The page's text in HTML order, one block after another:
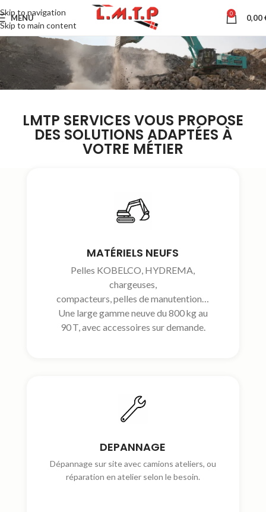
Skip to navigation
Skip to main content
MENU 0 0,00
LMTP SERVICES VOUS PROPOSE
DES SOLUTIONS ADAPTÉES À
VOTRE MÉTIER
MATÉRIELS NEUFS
Pelles KOBELCO, HYDREMA,
chargeuses,
compacteurs, pelles de manutention…
Une large gamme neuve du 800 kg au
90 T, avec accessoires sur demande.
DEPANNAGE
Dépannage sur site avec camions ateliers, ou
réparation en atelier selon le besoin.